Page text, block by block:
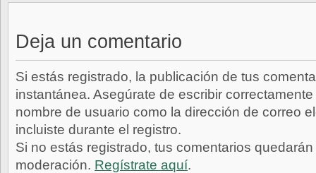
Deja un comentario
Si estás registrado, la publicación de tus
instantánea. Asegúrate de escribir
nombre de usuario como la dirección de correo
incluiste durante el registro.
Si no estás registrado, tus comentarios
moderación. Regístrate aquí.